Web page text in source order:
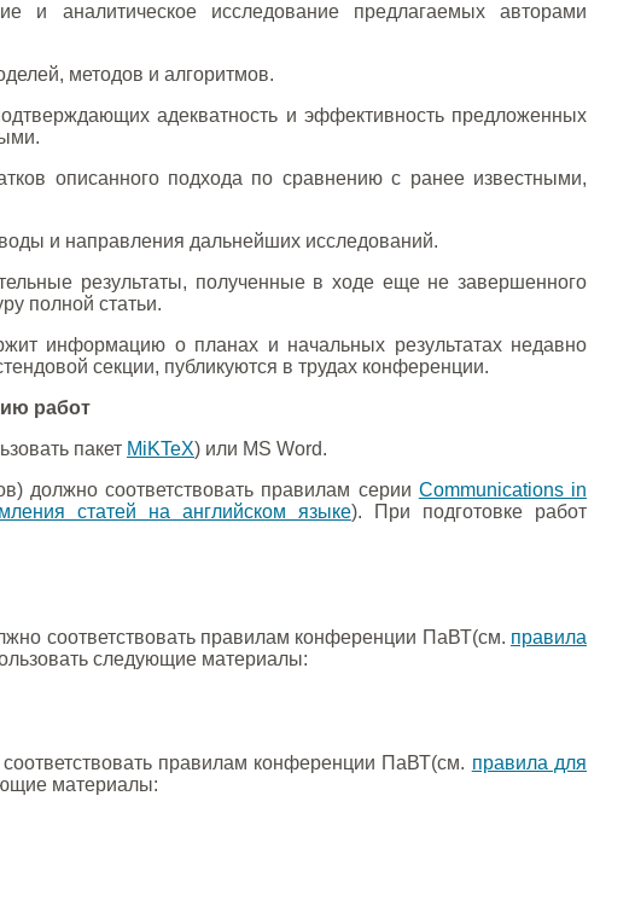
и аналитическое исследование предлагаемых авторами
методов и алгоритмов.
адекватность и эффективность предложенных
описанного подхода по сравнению с ранее известными,
и направления дальнейших исследований.
результаты, полученные в ходе еще не завершенного
полной статьи.
информацию о планах и начальных результатах недавно
секции, публикуются в трудах конференции.
работ
пакет MiKTeX) или MS Word.
должно соответствовать правилам серии Communications in
статей на английском языке). При подготовке работ
соответствовать правилам конференции ПаВТ(см. правила
следующие материалы:
правилам конференции ПаВТ(см. правила для
материалы: